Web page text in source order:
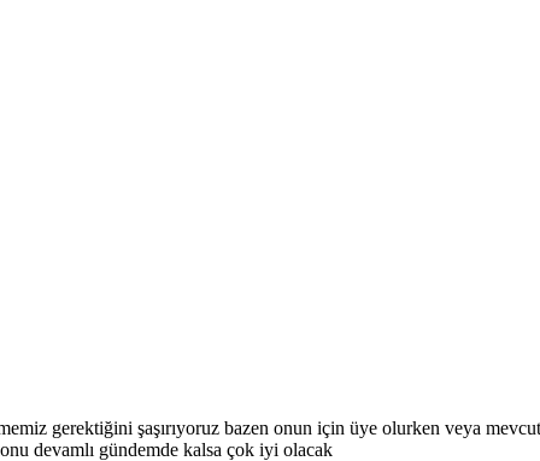
gerektiğini şaşırıyoruz bazen onun için üye olurken veya
devamlı gündemde kalsa çok iyi olacak